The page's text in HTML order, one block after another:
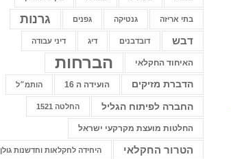
בתי אריזה גנטיקה גפנים גרנות
דבש דובדבנים דיג דיני עבודה
האיחוד החקלאי הברחות
הדברת מזיקים הועידה ה 16 הותמ״ל
החברה לפיתוח הגליל החלטה 1521
החלטות מועצת מקרקעי ישראל
הטרור החקלאי היחידה לחקלאות וחדשנות גולן